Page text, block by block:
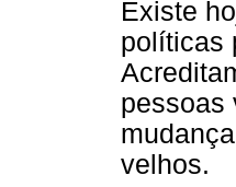
Existe
políticas
pessoas
velhos.